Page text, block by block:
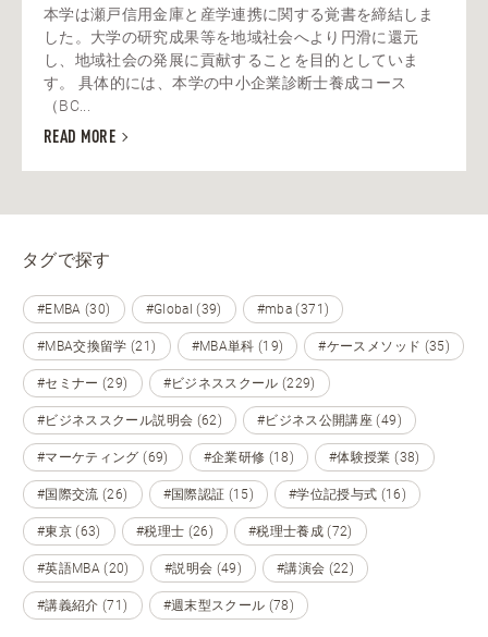
本学は瀬戸信用金庫と産学連携に関する覚書を締結しま
した。大学の研究成果等を地域社会へより円滑に還元
し、地域社会の発展に貢献することを目的としていま
す。 具体的には、本学の中小企業診断士養成コース
（BC...
READ MORE
タグで探す
#EMBA (30) #Global (39) #mba (371)
#MBA交換留学 (21) #MBA単科 (19) #ケースメソッド (35)
#セミナー (29) #ビジネススクール (229)
#ビジネススクール説明会 (62) #ビジネス公開講座 (49)
#マーケティング (69) #企業研修 (18) #体験授業 (38)
#国際交流 (26) #国際認証 (15) #学位記授与式 (16)
#東京 (63) #税理士 (26) #税理士養成 (72)
#英語MBA (20) #説明会 (49) #講演会 (22)
#講義紹介 (71) #週末型スクール (78)